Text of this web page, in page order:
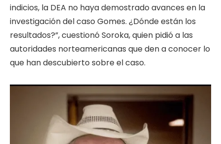
indicios, la DEA no haya demostrado avances en la
investigación del caso Gomes. ¿Dónde están los
resultados?”, cuestionó Soroka, quien pidió a las
autoridades norteamericanas que den a conocer lo
que han descubierto sobre el caso.